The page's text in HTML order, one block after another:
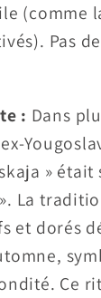
(comme
Pas
: Dans
» était
La
et dorés
Ce